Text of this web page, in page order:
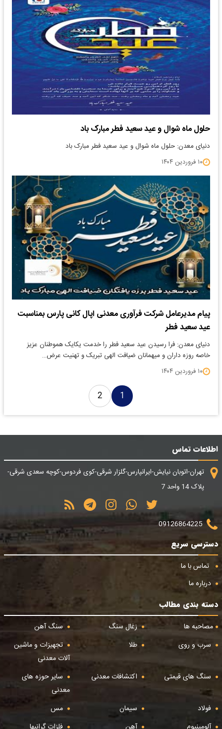
حلول ماه شوال و عید سعید فطر مبارک باد
دنیای معدن: حلول ماه شوال و عید سعید فطر مبارک باد
۱۰ فروردین ۱۴۰۴
پیام مدیرعامل شرکت فرآوری معدنی اپال کانی پارس بمناسبت
عید سعید فطر
دنیای معدن: فرا رسیدن عید سعید فطر را خدمت یکایک هموطنان عزیز
خاصه روزه داران و میهمانان ضیافت الهی تبریک و تهنیت عرض…
۱۰ فروردین ۱۴۰۴
1
2
اطلاعات تماس
تهران-اتوبان نیایش-ایرانپارس-گلزار شرقی-کوی فردوس-کوچه سعدی شرقی-
پلاک 14 واحد 7
09126864225
دسترسی سریع
تماس با ما
درباره ما
دسته بندی مطالب
مصاحبه ها
زغال سنگ
سنگ آهن
سرب و روی
طلا
تجهیزات و ماشین
آلات معدنی
سنگ های قیمتی
اکتشافات معدنی
سایر حوزه های
معدنی
فولاد
سیمان
مس